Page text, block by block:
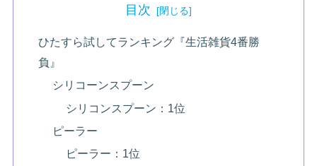
目次
ひたすら試してランキング『生活雑貨4番勝
負』
シリコーンスプーン
シリコンスプーン：1位
ピーラー
ピーラー：1位